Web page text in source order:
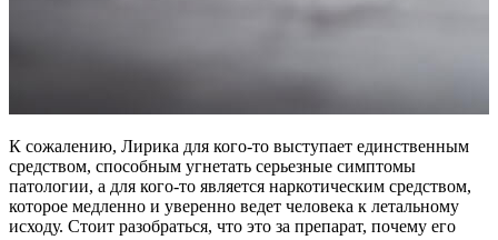
К сожалению, Лирика для кого-то выступает единственным
средством, способным угнетать серьезные симптомы
патологии, а для кого-то является наркотическим средством,
которое медленно и уверенно ведет человека к летальному
исходу. Стоит разобраться, что это за препарат, почему его